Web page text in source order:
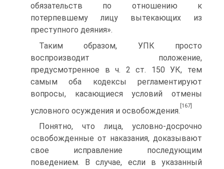
обязательств по отношению к
потерпевшему лицу вытекающих из
преступного деяния».
Таким образом, УПК просто
воспроизводит положение,
предусмотренное в ч. 2 ст. 150 УК, тем
самым оба кодексы регламентируют
вопросы, касающиеся условий отмены
условного осуждения и освобождения.
[167]
Понятно, что лица, условно-досрочно
освобожденные от наказания, доказывают
свое исправление последующим
поведением. В случае, если в указанный